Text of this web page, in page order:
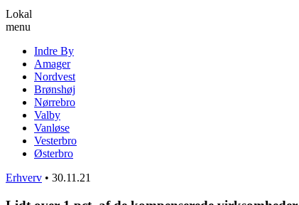
Lokal
menu
Indre By
Amager
Nordvest
Brønshøj
Nørrebro
Valby
Vanløse
Vesterbro
Østerbro
Erhverv • 30.11.21